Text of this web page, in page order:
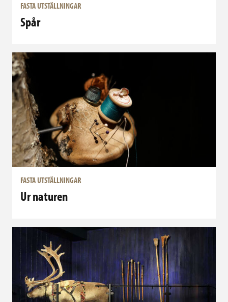
FASTA UTSTÄLLNINGAR
Spår
FASTA UTSTÄLLNINGAR
Ur naturen